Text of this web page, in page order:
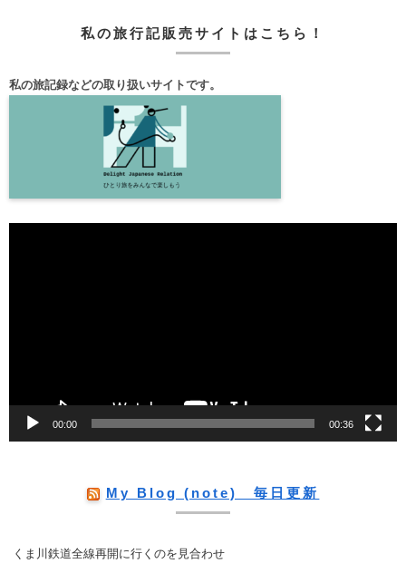
私の旅行記販売サイトはこちら！
私の旅記録などの取り扱いサイトです。
00:00 00:36
My Blog (note) 毎日更新
くま川鉄道全線再開に行くのを見合わせ